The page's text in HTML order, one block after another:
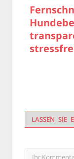
LASSEN SIE